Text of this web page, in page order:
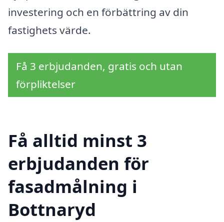
investering och en förbättring av din
fastighets värde.
Få 3 erbjudanden, gratis och utan
förpliktelser
Få alltid minst 3
erbjudanden för
fasadmålning i
Bottnaryd